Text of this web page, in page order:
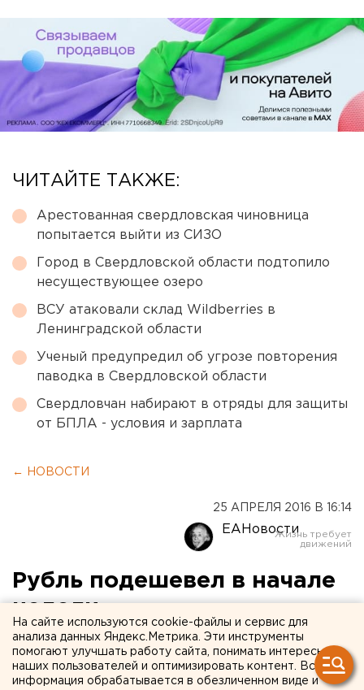
ЧИТАЙТЕ ТАКЖЕ:
Арестованная свердловская чиновница
попытается выйти из СИЗО
Город в Свердловской области подтопило
несуществующее озеро
ВСУ атаковали склад Wildberries в
Ленинградской области
Ученый предупредил об угрозе повторения
паводка в Свердловской области
Свердловчан набирают в отряды для защиты
от БПЛА - условия и зарплата
← НОВОСТИ
25 АПРЕЛЯ 2016 В 16:14
ЕАНовости
Рубль подешевел в начале
недели
Причиной стало снижение стоимости нефти.
Доллар и евро подорожали по курсу ЦБ РФ на
На сайте используются cookie-файлы и сервис для
анализа данных Яндекс.Метрика. Эти инструменты
помогают улучшать работу сайта, понимать интересы
наших пользователей и оптимизировать контент. Вся
информация обрабатывается в обезличенном виде и